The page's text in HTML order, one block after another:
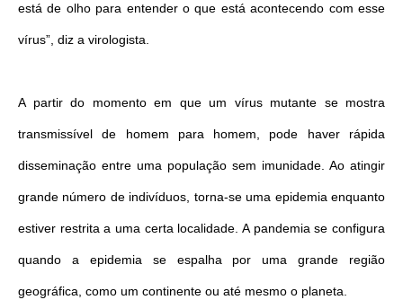
está de olho para entender o que está acontecendo com esse
vírus”, diz a virologista.
A partir do momento em que um vírus mutante se mostra
transmissível de homem para homem, pode haver rápida
disseminação entre uma população sem imunidade. Ao atingir
grande número de indivíduos, torna-se uma epidemia enquanto
estiver restrita a uma certa localidade. A pandemia se configura
quando a epidemia se espalha por uma grande região
geográfica, como um continente ou até mesmo o planeta.